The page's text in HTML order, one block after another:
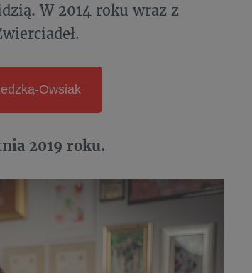
W 2014 roku wraz z
Owsiak
2019 roku.